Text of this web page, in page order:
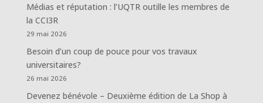
Médias et réputation : l’UQTR outille les membres de
la CCI3R
29 mai 2026
Besoin d’un coup de pouce pour vos travaux
universitaires?
26 mai 2026
Devenez bénévole – Deuxième édition de La Shop à